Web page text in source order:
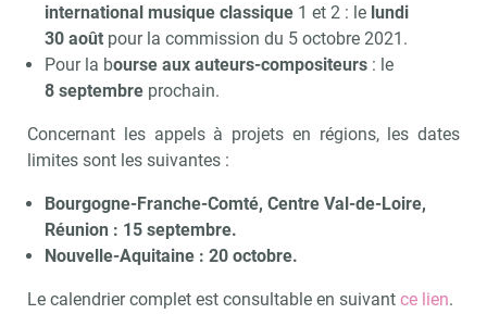
international musique classique1 et 2 : le lundi
30 aoûtpour la commission du 5 octobre 2021.
Pour la bourse aux auteurs-compositeurs: le
8 septembreprochain.
Concernant les appels à projets en régions, les dates
limites sont les suivantes :
Bourgogne-Franche-Comté, Centre Val-de-Loire,
Réunion : 15 septembre.
Nouvelle-Aquitaine : 20 octobre.
Le calendrier complet est consultable en suivant ce lien.